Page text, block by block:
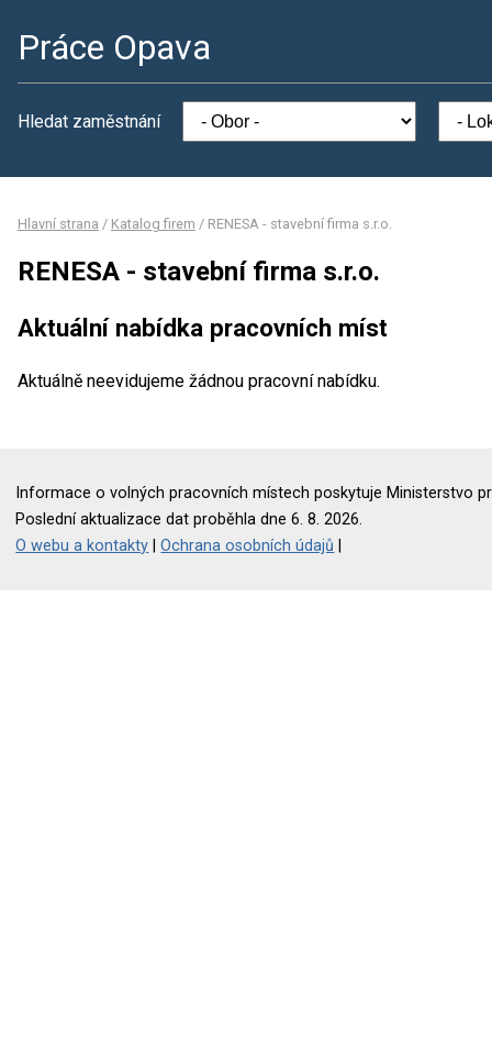
Práce Opava
Hledat zaměstnání
Hlavní strana / Katalog firem / RENESA - stavební firma s.r.o.
RENESA - stavební firma s.r.o.
Aktuální nabídka pracovních míst
Aktuálně neevidujeme žádnou pracovní nabídku.
Informace o volných pracovních místech poskytuje Ministerstvo
Poslední aktualizace dat proběhla dne 6. 8. 2026.
O webu a kontakty |Ochrana osobních údajů